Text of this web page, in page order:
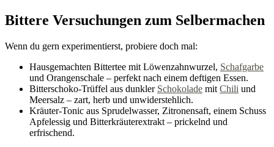
Bittere Versuchungen zum Selbermachen
Wenn du gern experimentierst, probiere doch mal:
Hausgemachten Bittertee mit Löwenzahnwurzel, Schafgarbe
und Orangenschale – perfekt nach einem deftigen Essen.
Bitterschoko-Trüffel aus dunkler Schokolade mit Chili und
Meersalz – zart, herb und unwiderstehlich.
Kräuter-Tonic aus Sprudelwasser, Zitronensaft, einem Schuss
Apfelessig und Bitterkräuterextrakt – prickelnd und
erfrischend.